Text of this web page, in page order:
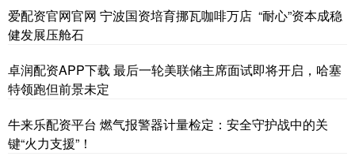
爱配资官网官网 宁波国资培育挪瓦咖啡万店 “耐心”资本成稳
健发展压舱石
卓润配资APP下载 最后一轮美联储主席面试即将开启，哈塞
特领跑但前景未定
牛来乐配资平台 燃气报警器计量检定：安全守护战中的关
键“火力支援”！